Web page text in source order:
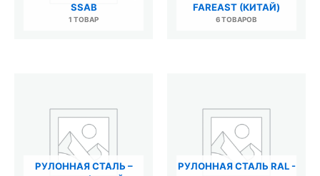
SSAB
1 ТОВАР
FAREAST (КИТАЙ)
6 ТОВАРОВ
РУЛОННАЯ СТАЛЬ –
РУЛОННАЯ СТАЛЬ RAL -